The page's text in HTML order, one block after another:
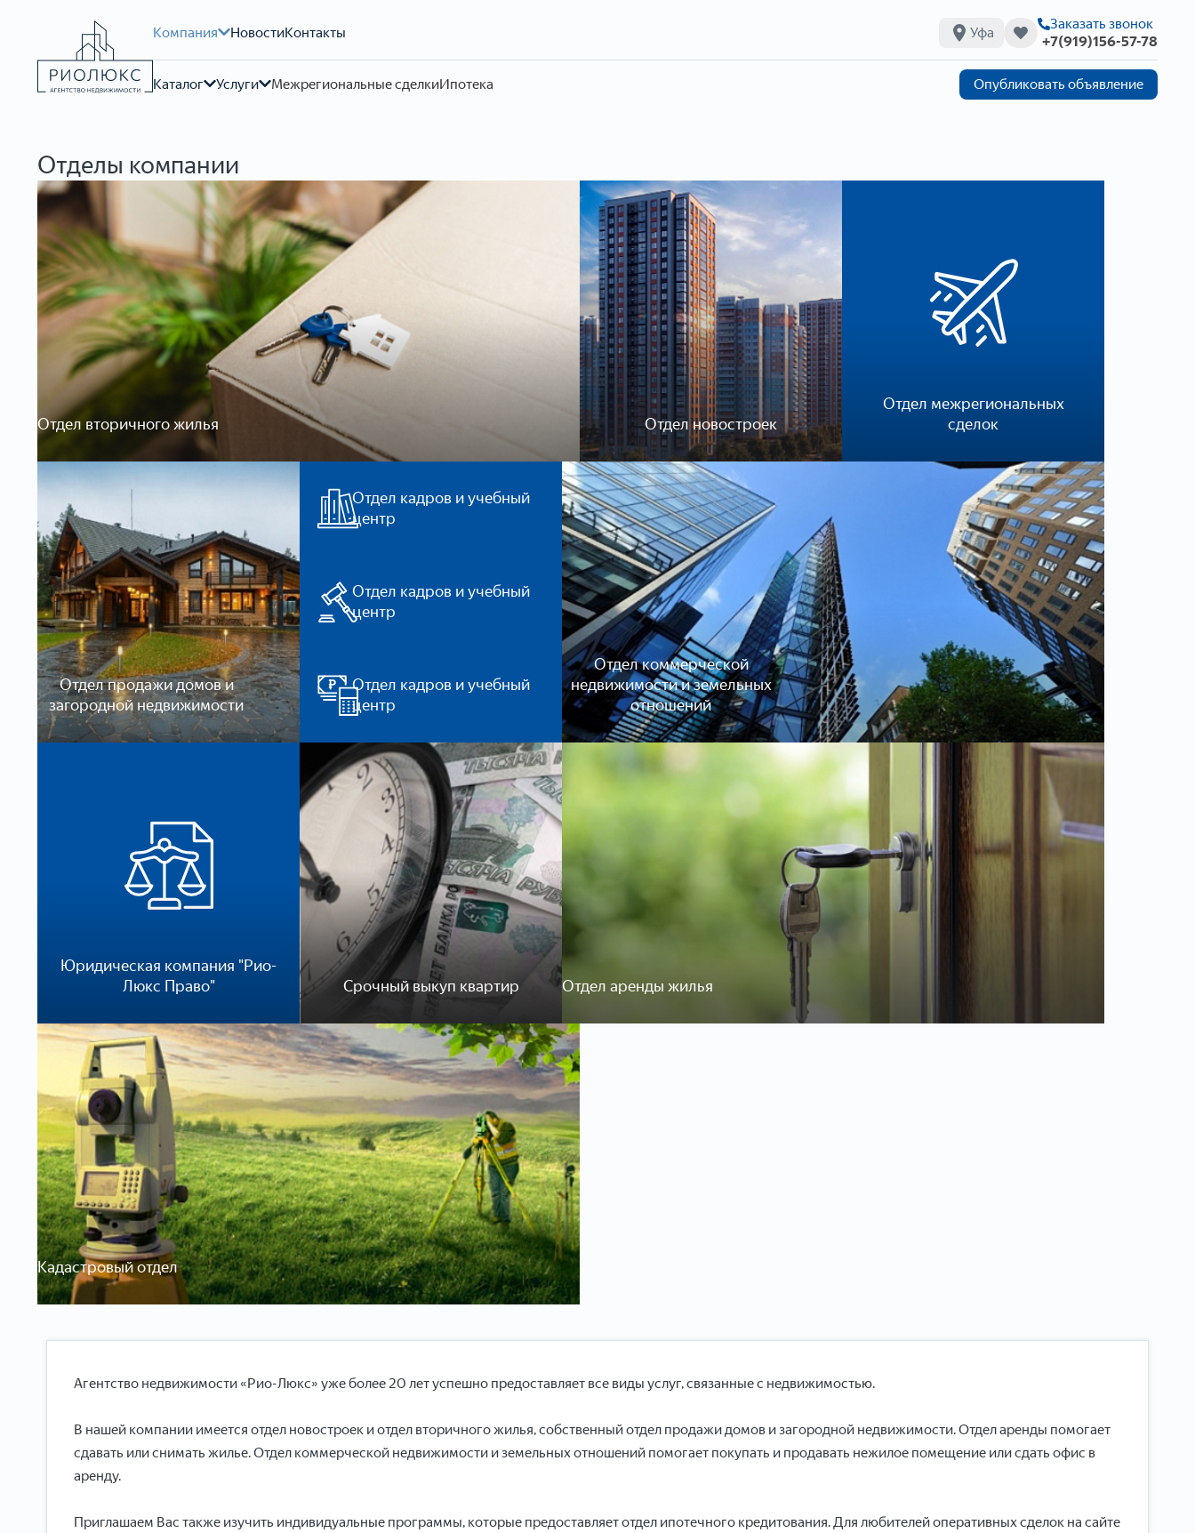
Компания НовостиКонтакты Уфа
Заказать звонок
+7(919)156-57-78
Каталог Услуги Межрегиональные сделкиИпотека Опубликовать объявление
Отделы компании
Отдел вторичного жилья Отдел новостроек
Отдел межрегиональных
сделок
Отдел продажи домов и
загородной недвижимости
Отдел кадров и учебный
центр
Отдел кадров и учебный
центр
Отдел кадров и учебный
центр
Отдел коммерческой
недвижимости и земельных
отношений
Юридическая компания "Рио-
Люкс Право"
Срочный выкуп квартир Отдел аренды жилья
Кадастровый отдел
Агентство недвижимости «Рио-Люкс» уже более 20 лет успешно предоставляет все виды услуг, связанные с недвижимостью.
В нашей компании имеется отдел новостроек и отдел вторичного жилья, собственный отдел продажи домов и загородной недвижимости. Отдел аренды помогает
сдавать или снимать жилье. Отдел коммерческой недвижимости и земельных отношений помогает покупать и продавать нежилое помещение или сдать офис в
аренду.
Приглашаем Вас также изучить индивидуальные программы, которые предоставляет отдел ипотечного кредитования. Для любителей оперативных сделок на сайте